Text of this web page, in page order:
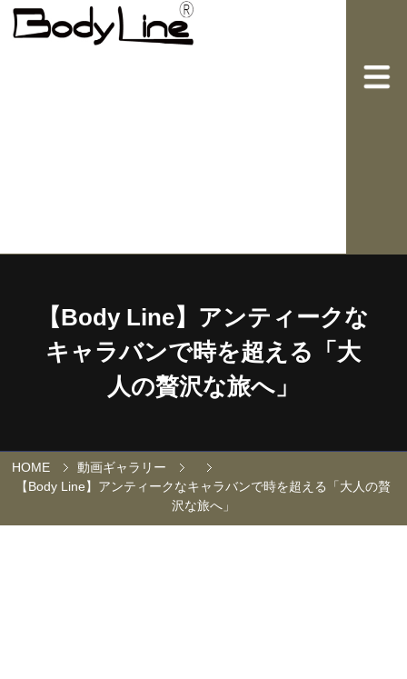
【Body Line】アンティークな
キャラバンで時を超える「大
人の贅沢な旅へ」
HOME
動画ギャラリー
【Body Line】アンティークなキャラバンで時を超える「大人の贅
沢な旅へ」